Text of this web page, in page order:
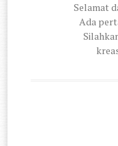
Selamat
Ada